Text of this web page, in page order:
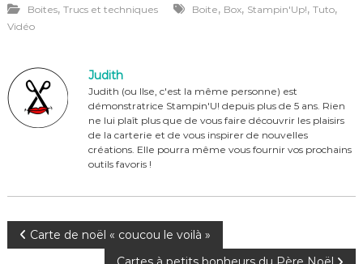
c
b
o
o
te
st
it
r
ta
Boites, Trucs et techniques Boite, Box, Stampin'Up!, Tuto,
Vidéo
Judith
Judith (ou Ilse, c'est la même personne) est
démonstratrice Stampin'U! depuis plus de 5 ans. Rien
ne lui plaît plus que de vous faire découvrir les plaisirs
de la carterie et de vous inspirer de nouvelles
créations. Elle pourra même vous fournir vos prochains
outils favoris !
N Carte de noël « coucou le voilà »